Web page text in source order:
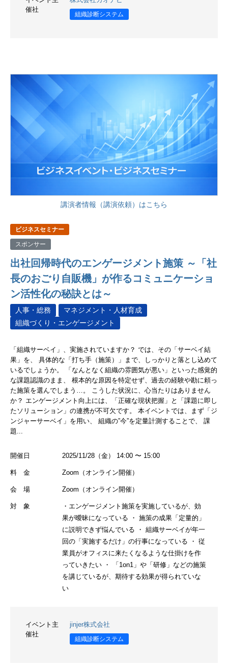
催社
組織診断システム
講演者情報（講演依頼）はこちら
ビジネスセミナー
スポンサー
出社回帰時代のエンゲージメント施策 ～「社
長のおごり自販機」が作るコミュニケーショ
ン活性化の秘訣とは～
人事・総務
マネジメント・人材育成
組織づくり・エンゲージメント
「組織サーベイ」、実施されていますか？ では、その「サーベイ結
果」を、 具体的な「打ち手（施策）」まで、しっかりと落とし込めて
いるでしょうか。 「なんとなく組織の雰囲気が悪い」といった感覚的
な課題認識のまま、 根本的な原因を特定せず、過去の経験や勘に頼っ
た施策を選んでしまう…。 こうした状況に、心当たりはありません
か？ エンゲージメント向上には、「正確な現状把握」と「課題に即し
たソリューション」の連携が不可欠です。 本イベントでは、まず「ジ
ンジャーサーベイ」を用い、 組織の”今”を定量計測することで、 課
題...
開催日 2025/11/28（金） 14:00 〜 15:00
料 金 Zoom（オンライン開催）
会 場 Zoom（オンライン開催）
対 象
・エンゲージメント施策を実施しているが、効
果が曖昧になっている ・ 施策の成果「定量的」
に説明できず悩んでいる ・ 組織サーベイが年一
回の「実施するだけ」の行事になっている ・ 従
業員がオフィスに来たくなるような仕掛けを作
っていきたい ・ 「1on1」や「研修」などの施策
を講じているが、期待する効果が得られていな
い
イベント主
催社
jinjer株式会社
組織診断システム